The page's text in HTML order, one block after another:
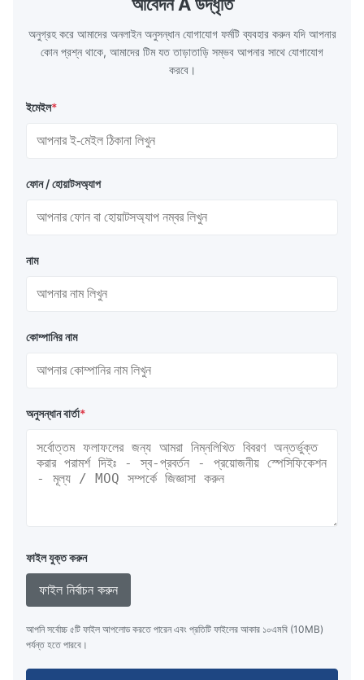
circulation loop.Because of both cooling
আবেদন A উদ্ধৃতি
অনুগ্রহ করে আমাদের অনলাইন অনুসন্ধান যোগাযোগ ফর্মটি ব্যবহার করুন যদি আপনার
কোন প্রশ্ন থাকে, আমাদের টিম যত তাড়াতাড়ি সম্ভব আপনার সাথে যোগাযোগ
করবে।
ইমেইল*
ফোন / হোয়াটসঅ্যাপ
নাম
কোম্পানির নাম
অনুসন্ধান বার্তা*
ফাইল যুক্ত করুন
ফাইল নির্বাচন করুন
আপনি সর্বোচ্চ ৫টি ফাইল আপলোড করতে পারেন এবং প্রতিটি ফাইলের আকার ১০এমবি (10MB)
পর্যন্ত হতে পারবে।